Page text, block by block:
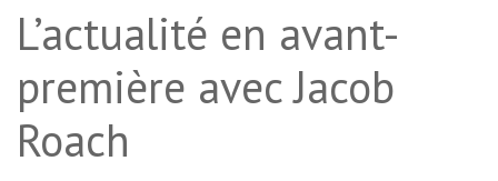
L’actualité en avant-
première avec Jacob
Roach